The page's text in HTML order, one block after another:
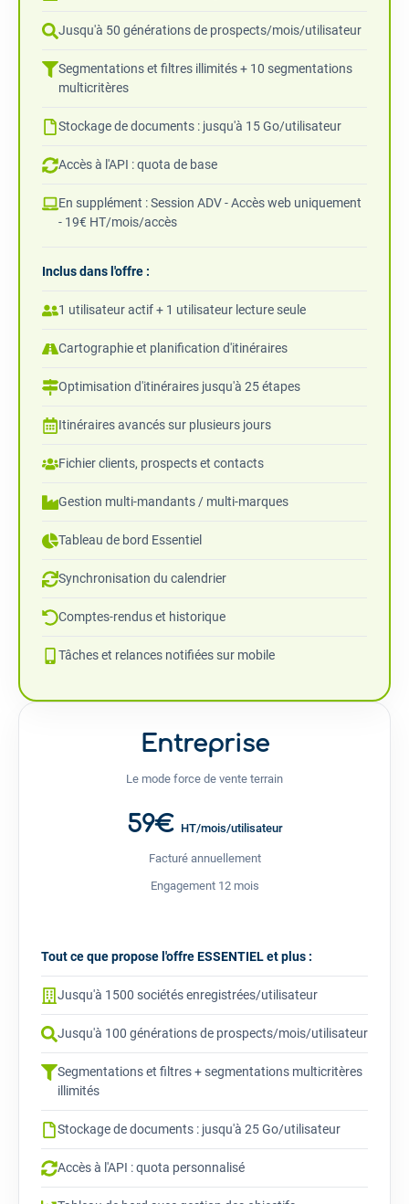
Jusqu'à 50 générations de prospects/mois/utilisateur
Segmentations et filtres illimités + 10 segmentations
multicritères
Stockage de documents : jusqu'à 15 Go/utilisateur
Accès à l'API : quota de base
En supplément : Session ADV - Accès web uniquement
- 19€ HT/mois/accès
Inclus dans l'offre :
1 utilisateur actif + 1 utilisateur lecture seule
Cartographie et planification d'itinéraires
Optimisation d'itinéraires jusqu'à 25 étapes
Itinéraires avancés sur plusieurs jours
Fichier clients, prospects et contacts
Gestion multi-mandants / multi-marques
Tableau de bord Essentiel
Synchronisation du calendrier
Comptes-rendus et historique
Tâches et relances notifiées sur mobile
Entreprise
Le mode force de vente terrain
59€ HT/mois/utilisateur
Facturé annuellement
Engagement 12 mois
Tout ce que propose l'offre ESSENTIEL et plus :
Jusqu'à 1500 sociétés enregistrées/utilisateur
Jusqu'à 100 générations de prospects/mois/utilisateur
Segmentations et filtres + segmentations multicritères
illimités
Stockage de documents : jusqu'à 25 Go/utilisateur
Accès à l'API : quota personnalisé